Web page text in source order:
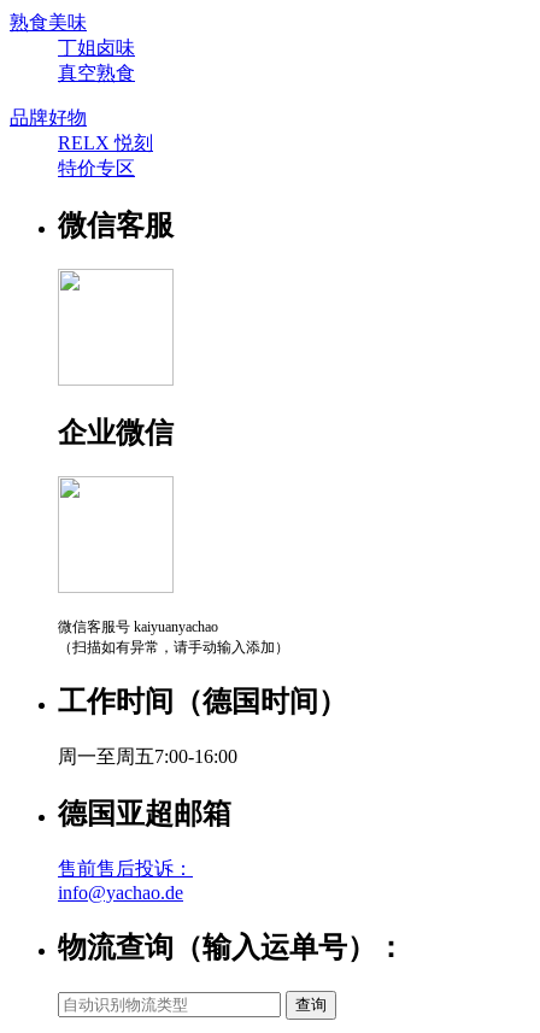
熟食美味
丁姐卤味
真空熟食
品牌好物
RELX 悦刻
特价专区
微信客服
企业微信
微信客服号 kaiyuanyachao
（扫描如有异常，请手动输入添加）
工作时间（德国时间）
周一至周五7:00-16:00
德国亚超邮箱
售前售后投诉：
info@yachao.de
物流查询（输入运单号）：